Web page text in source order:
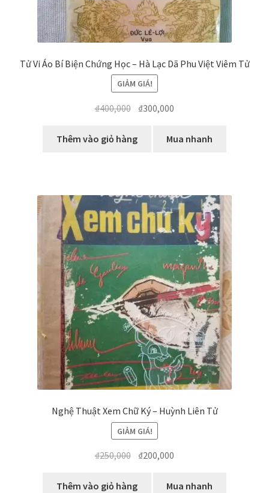
Tử Vi Áo Bí Biện Chứng Học – Hà Lạc Dã Phu Việt Viêm Tử
GIẢM GIÁ!
₫400,000 Giá
là:
₫300,000
tại
Thêm vào giỏ hàng Mua nhanh
Nghệ Thuật Xem Chữ Ký – Huỳnh Liên Tử
GIẢM GIÁ!
₫250,000 Giá
là:
₫200,000
tại
Thêm vào giỏ hàng Mua nhanh